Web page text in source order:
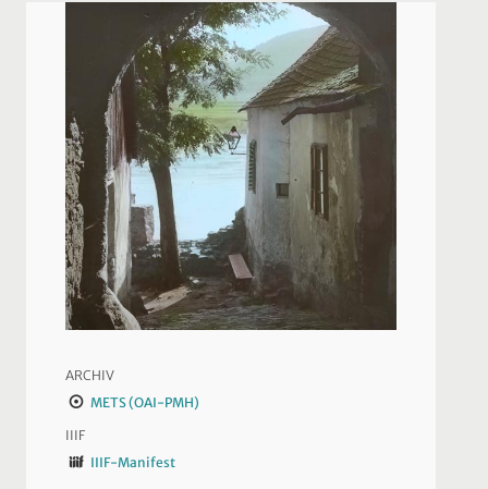
ARCHIV
METS (OAI-PMH)
IIIF
IIIF-Manifest